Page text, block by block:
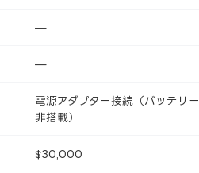
—
—
電源アダプター接続（バッテリー
非搭載）
$30,000